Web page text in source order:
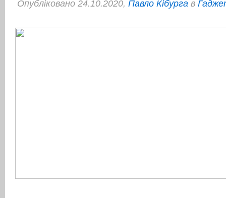
Опубліковано 24.10.2020, Павло Кібурга в